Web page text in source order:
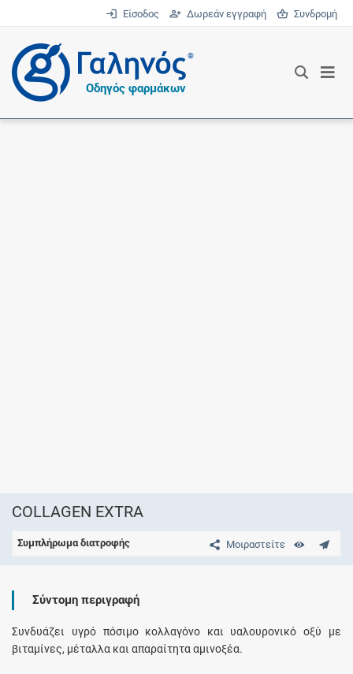
Είσοδος Δωρεάν εγγραφή Συνδρομή
®
Οδηγός φαρμάκων
COLLAGEN EXTRA
Μοιραστείτε
Συμπλήρωμα διατροφής
Σύντομη περιγραφή
Συνδυάζει υγρό πόσιμο κολλαγόνο και υαλουρονικό οξύ με
βιταμίνες, μέταλλα και απαραίτητα αμινοξέα.